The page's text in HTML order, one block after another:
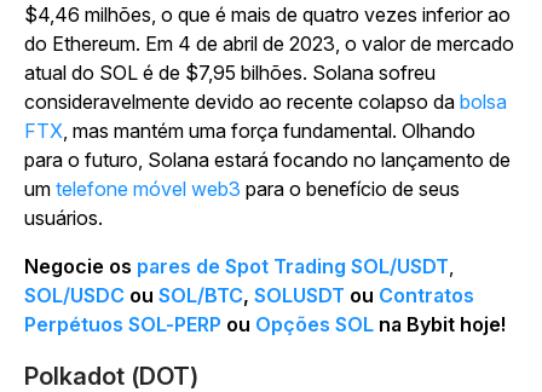
$4,46 milhões, o que é mais de quatro vezes inferior ao
do Ethereum. Em 4 de abril de 2023, o valor de mercado
atual do SOL é de $7,95 bilhões. Solana sofreu
consideravelmente devido ao recente colapso da bolsa
FTX, mas mantém uma força fundamental. Olhando
para o futuro, Solana estará focando no lançamento de
um telefone móvel web3 para o benefício de seus
usuários.
Negocie os pares de Spot Trading SOL/USDT,
SOL/USDC ou SOL/BTC, SOLUSDT ou Contratos
Perpétuos SOL-PERP ou Opções SOL na Bybit hoje!
Polkadot (DOT)